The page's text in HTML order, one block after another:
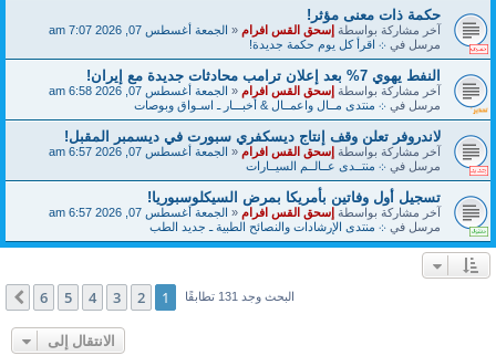
حكمة ذات معنى مؤثر!
آخر مشاركة بواسطةإسحق القس افرام«الجمعة أغسطس 07, 2026 7:07 am
مرسل في܀ اقرأ كل يوم حكمة جديدة!
النفط يهوي 7% بعد إعلان ترامب محادثات جديدة مع إيران!
آخر مشاركة بواسطةإسحق القس افرام«الجمعة أغسطس 07, 2026 6:58 am
مرسل في܀ منتدى مــال واعمــال & أخبـــار ـ اسـواق وبوصات
لاندروفر تعلن وقف إنتاج ديسكفري سبورت في ديسمبر المقبل!
آخر مشاركة بواسطةإسحق القس افرام«الجمعة أغسطس 07, 2026 6:57 am
مرسل في܀ منتــدى عــالــم السيــارات
تسجيل أول وفاتين بأمريكا بمرض السيكلوسبوريا!
آخر مشاركة بواسطةإسحق القس افرام«الجمعة أغسطس 07, 2026 6:57 am
مرسل في܀ منتدى الإرشادات والنصائح الطبية ـ جديد الطب
البحث وجد 131 تطابقًا 1
2
3
4
5
6 التالي
الانتقال إلى